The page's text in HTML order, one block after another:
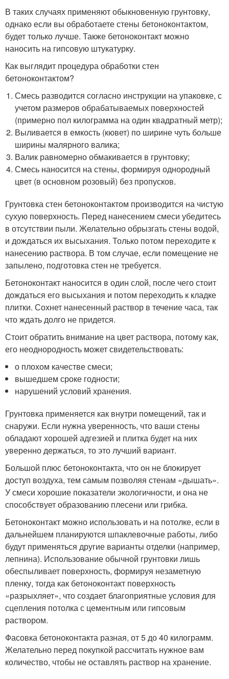
В таких случаях применяют обыкновенную грунтовку,
однако если вы обработаете стены бетоноконтактом,
будет только лучше. Также бетоноконтакт можно
наносить на гипсовую штукатурку.
Как выглядит процедура обработки стен
бетоноконтактом?
Смесь разводится согласно инструкции на упаковке, с
учетом размеров обрабатываемых поверхностей
(примерно пол килограмма на один квадратный метр);
Выливается в емкость (кювет) по ширине чуть больше
ширины малярного валика;
Валик равномерно обмакивается в грунтовку;
Смесь наносится на стены, формируя однородный
цвет (в основном розовый) без пропусков.
Грунтовка стен бетоноконтактом производится на чистую
сухую поверхность. Перед нанесением смеси убедитесь
в отсутствии пыли. Желательно обрызгать стены водой,
и дождаться их высыхания. Только потом переходите к
нанесению раствора. В том случае, если помещение не
запылено, подготовка стен не требуется.
Бетоноконтакт наносится в один слой, после чего стоит
дождаться его высыхания и потом переходить к кладке
плитки. Сохнет нанесенный раствор в течение часа, так
что ждать долго не придется.
Стоит обратить внимание на цвет раствора, потому как,
его неоднородность может свидетельствовать:
о плохом качестве смеси;
вышедшем сроке годности;
нарушений условий хранения.
Грунтовка применяется как внутри помещений, так и
снаружи. Если нужна уверенность, что ваши стены
обладают хорошей адгезией и плитка будет на них
уверенно держаться, то это лучший вариант.
Большой плюс бетоноконтакта, что он не блокирует
доступ воздуха, тем самым позволяя стенам «дышать».
У смеси хорошие показатели экологичности, и она не
способствует образованию плесени или грибка.
Бетоноконтакт можно использовать и на потолке, если в
дальнейшем планируются шпаклевочные работы, либо
будут применяться другие варианты отделки (например,
лепнина). Использование обычной грунтовки лишь
обеспыливает поверхность, формируя незаметную
пленку, тогда как бетоноконтакт поверхность
«разрыхляет», что создает благоприятные условия для
сцепления потолка с цементным или гипсовым
раствором.
Фасовка бетоноконтакта разная, от 5 до 40 килограмм.
Желательно перед покупкой рассчитать нужное вам
количество, чтобы не оставлять раствор на хранение.